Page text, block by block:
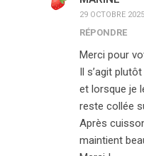
29 OCTOBRE
RÉPONDRE
Merci pour
Il s’agit
et lorsque je
reste collée
Après
maintient